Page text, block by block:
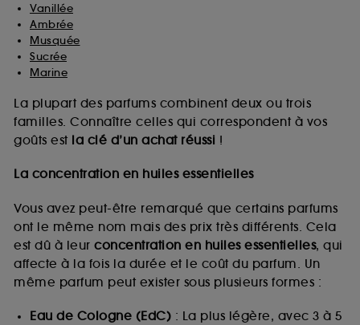
Vanillée
Ambrée
Musquée
Sucrée
Marine
La plupart des parfums combinent deux ou trois
familles. Connaître celles qui correspondent à vos
goûts est la clé d’un achat réussi !
La concentration en huiles essentielles
Vous avez peut-être remarqué que certains parfums
ont le même nom mais des prix très différents. Cela
est dû à leur concentration en huiles essentielles, qui
affecte à la fois la durée et le coût du parfum. Un
même parfum peut exister sous plusieurs formes :
Eau de Cologne (EdC) : La plus légère, avec 3 à 5